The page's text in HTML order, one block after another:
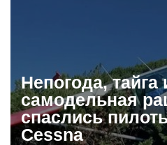
Непогода, тайга
самодельная
спаслись
Cessna